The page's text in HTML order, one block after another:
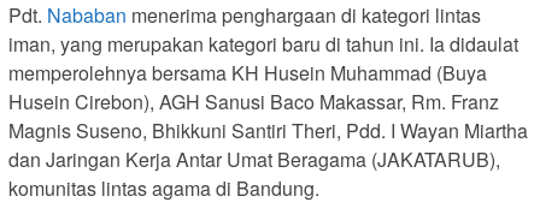
Pdt. Nababan menerima penghargaan di kategori lintas
iman, yang merupakan kategori baru di tahun ini. Ia didaulat
memperolehnya bersama KH Husein Muhammad (Buya
Husein Cirebon), AGH Sanusi Baco Makassar, Rm. Franz
Magnis Suseno, Bhikkuni Santiri Theri, Pdd. I Wayan Miartha
dan Jaringan Kerja Antar Umat Beragama (JAKATARUB),
komunitas lintas agama di Bandung.